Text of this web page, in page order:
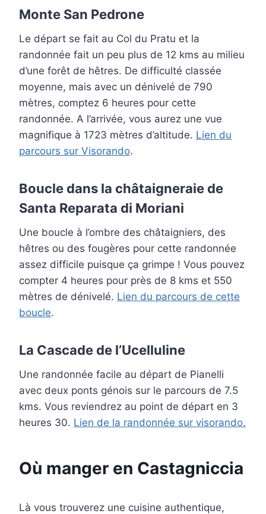
Monte San Pedrone
Le départ se fait au Col du Pratu et la
randonnée fait un peu plus de 12 kms au milieu
d’une forêt de hêtres. De difficulté classée
moyenne, mais avec un dénivelé de 790
mètres, comptez 6 heures pour cette
randonnée. A l’arrivée, vous aurez une vue
magnifique à 1723 mètres d’altitude. Lien du
parcours sur Visorando.
Boucle dans la châtaigneraie de
Santa Reparata di Moriani
Une boucle à l’ombre des châtaigniers, des
hêtres ou des fougères pour cette randonnée
assez difficile puisque ça grimpe ! Vous pouvez
compter 4 heures pour près de 8 kms et 550
mètres de dénivelé. Lien du parcours de cette
boucle.
La Cascade de l’Ucelluline
Une randonnée facile au départ de Pianelli
avec deux ponts génois sur le parcours de 7.5
kms. Vous reviendrez au point de départ en 3
heures 30. Lien de la randonnée sur visorando.
Où manger en Castagniccia
Là vous trouverez une cuisine authentique,